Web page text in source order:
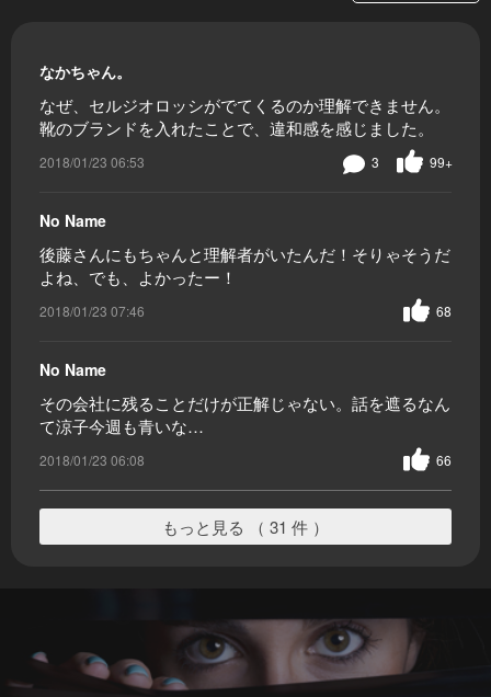
なかちゃん。
なぜ、セルジオロッシがでてくるのか理解できません。
靴のブランドを入れたことで、違和感を感じました。
2018/01/23 06:53 99+
3
No Name
後藤さんにもちゃんと理解者がいたんだ！そりゃそうだ
よね、でも、よかったー！
2018/01/23 07:46 68
No Name
その会社に残ることだけが正解じゃない。話を遮るなん
て涼子今週も青いな…
2018/01/23 06:08 66
もっと見る （ 31 件 ）